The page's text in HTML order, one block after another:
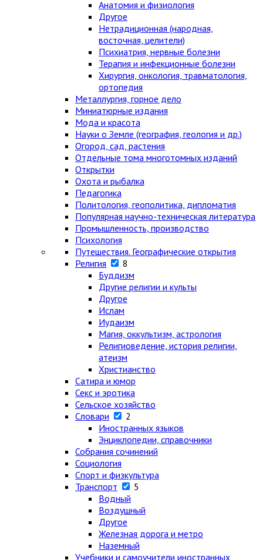
Анатомия и физиология
Другое
Нетрадиционная (народная,
восточная, целители)
Психиатрия, нервные болезни
Терапия и инфекционные болезни
Хирургия, онкология, травматология,
ортопедия
Металлургия, горное дело
Миниатюрные издания
Мода и красота
Науки о Земле (география, геология и др.)
Огород, сад, растения
Отдельные тома многотомных изданий
Открытки
Охота и рыбалка
Педагогика
Политология, геополитика, дипломатия
Популярная научно-техническая литература
Промышленность, производство
Психология
Путешествия. Географические открытия
Религия
8
Буддизм
Другие религии и культы
Другое
Ислам
Иудаизм
Магия, оккультизм, астрология
Религиоведение, история религии,
атеизм
Христианство
Сатира и юмор
Секс и эротика
Сельское хозяйство
Словари
2
Иностранных языков
Энциклопедии, справочники
Собрания сочинений
Социология
Спорт и физкультура
Транспорт
5
Водный
Воздушный
Другое
Железная дорога и метро
Наземный
Учебники и самоучители иностранных